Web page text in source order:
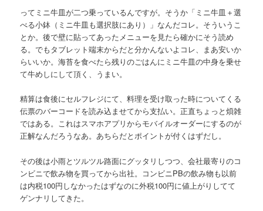
ってミニ牛皿が二つ乗っているんですが。そうか「ミニ牛皿＋選
べる小鉢（ミニ牛皿も選択肢にあり）」なんだコレ。そういうこ
とか。後で壁に貼ってあったメニューを見たら確かにそう読め
る。でもタブレット端末からだと分かんないよコレ、まあ安いか
らいいか。海苔を食べたら残りのごはんにミニ牛皿の中身を乗せ
て牛めしにして頂く、うまい。
精算は食後にセルフレジにて、料理を受け取った時についてくる
伝票のバーコードを読み込ませてから支払い。正直ちょっと煩雑
ではある。これはスマホアプリからモバイルオーダーにするのが
正解なんだろうなあ。あちらだとポイントが付くはずだし。
その後は小雨とツルツル路面にグッタリしつつ、会社最寄りのコ
ンビニで飲み物を買ってから出社。コンビニPBの飲み物も以前
は内税100円しなかったはずなのに外税100円に値上がりしてて
ゲンナリしてきた。